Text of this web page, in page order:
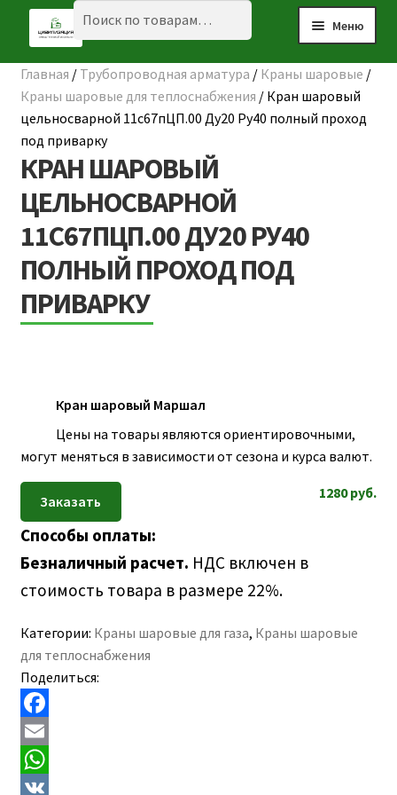
Перейти
ПерейтиИскать:
Поиск
Меню
☰ КАТАЛОГ
меню
ГЛАВНАЯ
О КОМПАНИИ
НАШИ ОБЪЕКТЫ
ДОСТАВКА И ОПЛАТА
ПОЛЕЗНАЯ ИНФОРМАЦИЯ
Главная / Трубопроводная арматура / Краны шаровые /
Краны шаровые для теплоснабжения / Кран шаровый
цельносварной 11с67пЦП.00 Ду20 Ру40 полный проход
под приварку
КРАН ШАРОВЫЙ
ЦЕЛЬНОСВАРНОЙ
11С67ПЦП.00 ДУ20 РУ40
ПОЛНЫЙ ПРОХОД ПОД
ПРИВАРКУ
Кран шаровый Маршал
Цены на товары являются ориентировочными,
могут меняться в зависимости от сезона и курса валют.
1280руб.
Способы оплаты:
Безналичный расчет. НДС включен в
стоимость товара в размере 22%.
Категории: Краны шаровые для газа, Краны шаровые
для теплоснабжения
Поделиться:
F
a
c
E
m
W